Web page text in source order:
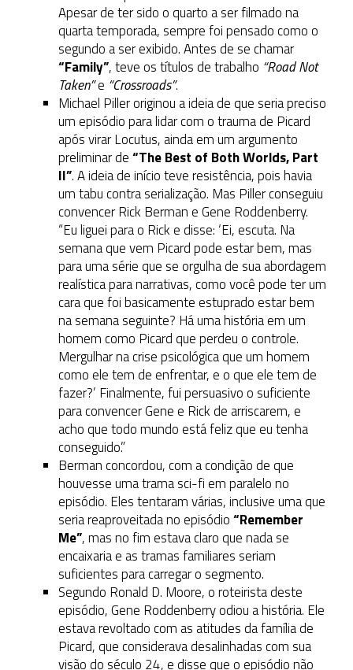
Apesar de ter sido o quarto a ser filmado na
quarta temporada, sempre foi pensado como o
segundo a ser exibido. Antes de se chamar
“Family”, teve os títulos de trabalho “Road Not
Taken”e “Crossroads”.
Michael Piller originou a ideia de que seria preciso
um episódio para lidar com o trauma de Picard
após virar Locutus, ainda em um argumento
preliminar de“The Best of Both Worlds, Part
II”. A ideia de início teve resistência, pois havia
um tabu contra serialização. Mas Piller conseguiu
convencer Rick Berman e Gene Roddenberry.
“Eu liguei para o Rick e disse: ‘Ei, escuta. Na
semana que vem Picard pode estar bem, mas
para uma série que se orgulha de sua abordagem
realística para narrativas, como você pode ter um
cara que foi basicamente estuprado estar bem
na semana seguinte? Há uma história em um
homem como Picard que perdeu o controle.
Mergulhar na crise psicológica que um homem
como ele tem de enfrentar, e o que ele tem de
fazer?’ Finalmente, fui persuasivo o suficiente
para convencer Gene e Rick de arriscarem, e
acho que todo mundo está feliz que eu tenha
conseguido.”
Berman concordou, com a condição de que
houvesse uma trama sci-fi em paralelo no
episódio. Eles tentaram várias, inclusive uma que
seria reaproveitada no episódio“Remember
Me”, mas no fim estava claro que nada se
encaixaria e as tramas familiares seriam
suficientes para carregar o segmento.
Segundo Ronald D. Moore, o roteirista deste
episódio, Gene Roddenberry odiou a história. Ele
estava revoltado com as atitudes da família de
Picard, que considerava desalinhadas com sua
visão do século 24, e disse que o episódio não